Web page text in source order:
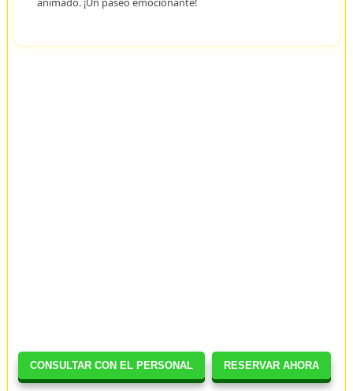
CONSULTAR CON EL PERSONAL RESERVAR AHORA